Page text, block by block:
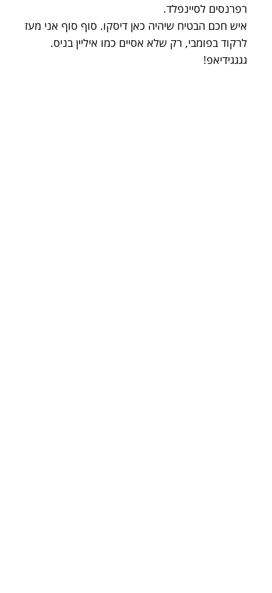
רפרנסים לסיינפלד.
איש חכם הבטיח שיהיה כאן דיסקו. סוף סוף אני מעז
לרקוד בפומבי, רק שלא אסיים כמו איליין בניס.
גגגגידיאפ!